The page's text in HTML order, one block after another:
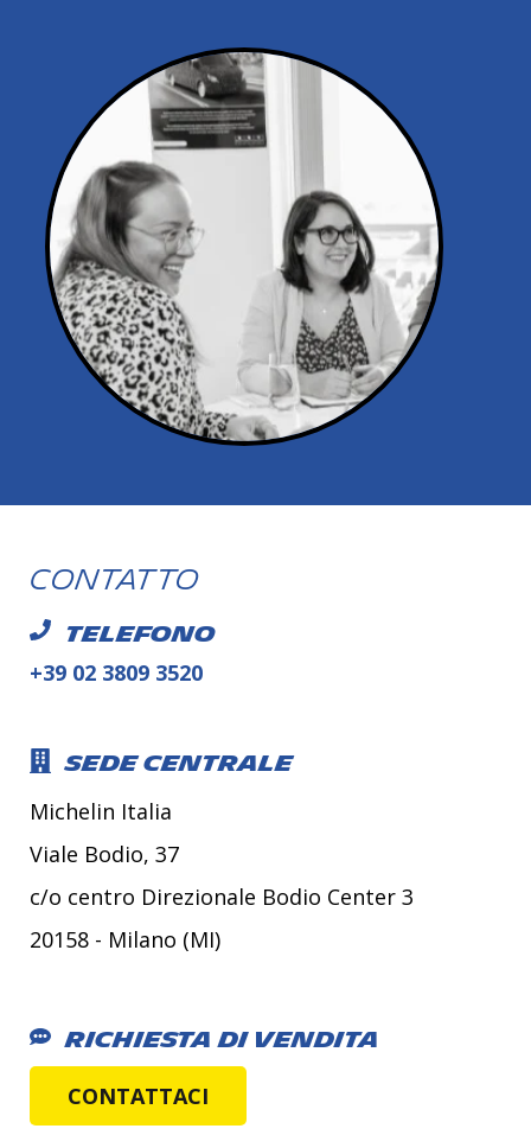
Contatto
Telefono
+39 02 3809 3520
Sede centrale
Michelin Italia
Viale Bodio, 37
c/o centro Direzionale Bodio Center 3
20158 - Milano (MI)
Richiesta di vendita
CONTATTACI